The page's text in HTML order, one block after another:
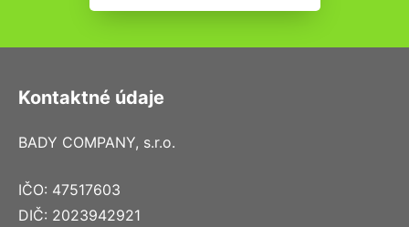
Kontaktné údaje
BADY COMPANY, s.r.o.
IČO: 47517603
DIČ: 2023942921